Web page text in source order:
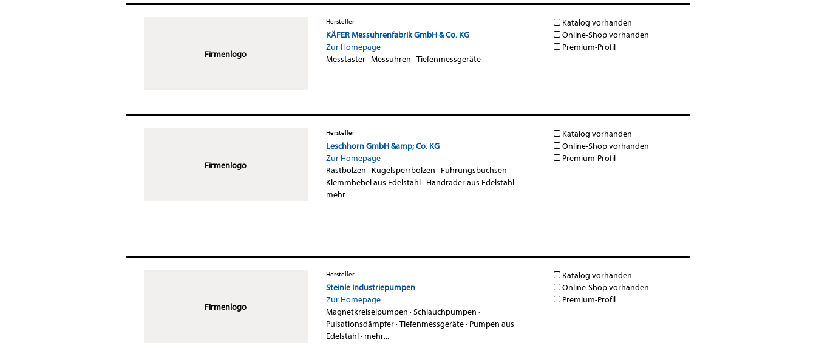
Firmenlogo
Hersteller
KÄFER Messuhrenfabrik GmbH & Co. KG
Zur Homepage
Messtaster·Messuhren ·Tiefenmessgeräte·
Katalog vorhanden
Online-Shop vorhanden
Premium-Profil
Firmenlogo
Hersteller
Leschhorn GmbH &amp; Co. KG
Zur Homepage
Rastbolzen · Kugelsperrbolzen · Führungsbuchsen ·
Klemmhebel aus Edelstahl· Handräder aus Edelstahl·
mehr...
Katalog vorhanden
Online-Shop vorhanden
Premium-Profil
Firmenlogo
Hersteller
Steinle Industriepumpen
Zur Homepage
Magnetkreiselpumpen ·Schlauchpumpen ·
Pulsationsdämpfer·Tiefenmessgeräte· Pumpen aus
Edelstahl· mehr...
Katalog vorhanden
Online-Shop vorhanden
Premium-Profil